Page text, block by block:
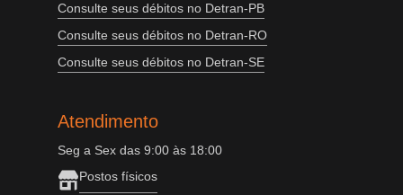
Consulte seus débitos no Detran-PB
Consulte seus débitos no Detran-RO
Consulte seus débitos no Detran-SE
Atendimento
Seg a Sex das 9:00 às 18:00
Postos físicos